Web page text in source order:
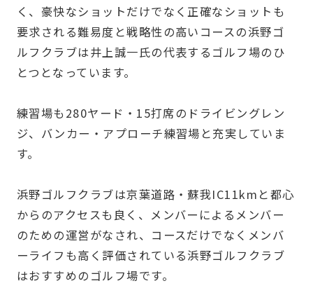
く、豪快なショットだけでなく正確なショットも
要求される難易度と戦略性の高いコースの浜野ゴ
ルフクラブは井上誠一氏の代表するゴルフ場のひ
とつとなっています。
練習場も280ヤード・15打席のドライビングレン
ジ、バンカー・アプローチ練習場と充実していま
す。
浜野ゴルフクラブは京葉道路・蘇我IC11kmと都心
からのアクセスも良く、メンバーによるメンバー
のための運営がなされ、コースだけでなくメンバ
ーライフも高く評価されている浜野ゴルフクラブ
はおすすめのゴルフ場です。